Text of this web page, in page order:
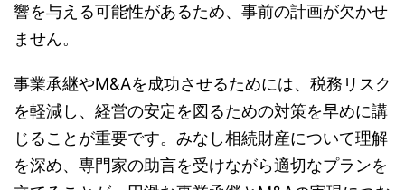
響を与える可能性があるため、事前の計画が欠かせ
ません。
事業承継やM&Aを成功させるためには、税務リスク
を軽減し、経営の安定を図るための対策を早めに講
じることが重要です。みなし相続財産について理解
を深め、専門家の助言を受けながら適切なプランを